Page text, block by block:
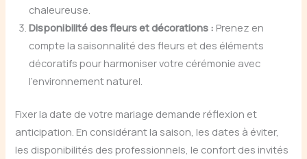
chaleureuse.
Disponibilité des fleurs et décorations : Prenez en
compte la saisonnalité des fleurs et des éléments
décoratifs pour harmoniser votre cérémonie avec
l’environnement naturel.
Fixer la date de votre mariage demande réflexion et
anticipation. En considérant la saison, les dates à éviter,
les disponibilités des professionnels, le confort des invités